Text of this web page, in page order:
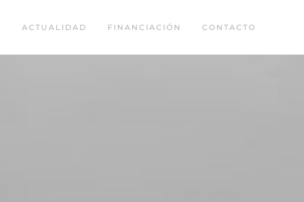
ACTUALIDAD FINANCIACIÓN CONTACTO